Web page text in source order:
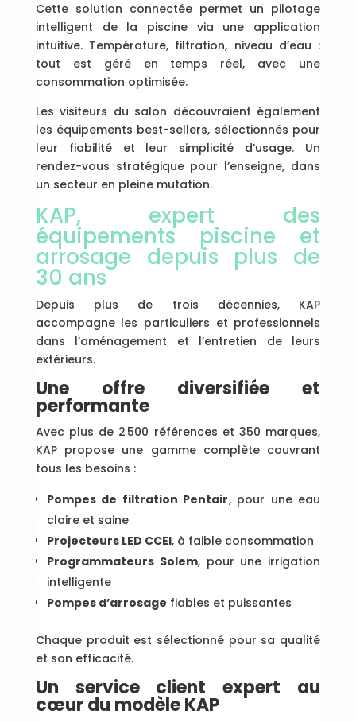
Cette solution connectée permet un pilotage
intelligent de la piscine via une application
intuitive. Température, filtration, niveau d’eau :
tout est géré en temps réel, avec une
consommation optimisée.
Les visiteurs du salon découvraient également
les équipements best-sellers, sélectionnés pour
leur fiabilité et leur simplicité d’usage. Un
rendez-vous stratégique pour l’enseigne, dans
un secteur en pleine mutation.
KAP, expert des
équipements piscine et
arrosage depuis plus de
30 ans
Depuis plus de trois décennies, KAP
accompagne les particuliers et professionnels
dans l’aménagement et l’entretien de leurs
extérieurs.
Une offre diversifiée et
performante
Avec plus de 2 500 références et 350 marques,
KAP propose une gamme complète couvrant
tous les besoins :
Pompes de filtration Pentair, pour une eau
claire et saine
Projecteurs LED CCEI, à faible consommation
Programmateurs Solem, pour une irrigation
intelligente
Pompes d’arrosage fiables et puissantes
Chaque produit est sélectionné pour sa qualité
et son efficacité.
Un service client expert au
cœur du modèle KAP